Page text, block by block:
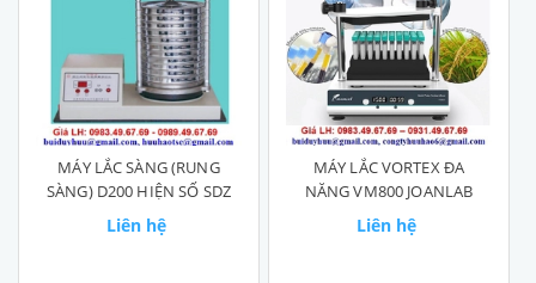
MÁY LẮC SÀNG (RUNG
SÀNG) D200 HIỆN SỐ SDZ
Liên hệ
​​​​​​​MÁY LẮC VORTEX ĐA
NĂNG VM800 JOANLAB
Liên hệ